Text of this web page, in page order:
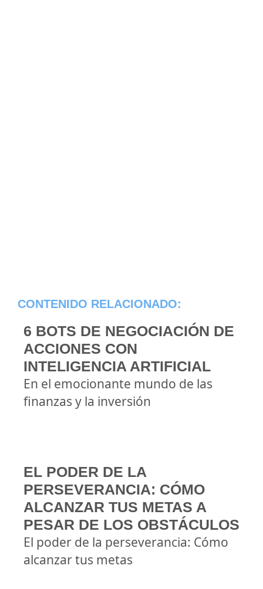
CONTENIDO RELACIONADO:
6 BOTS DE NEGOCIACIÓN DE
ACCIONES CON
INTELIGENCIA ARTIFICIAL
En el emocionante mundo de las
finanzas y la inversión
EL PODER DE LA
PERSEVERANCIA: CÓMO
ALCANZAR TUS METAS A
PESAR DE LOS OBSTÁCULOS
El poder de la perseverancia: Cómo
alcanzar tus metas